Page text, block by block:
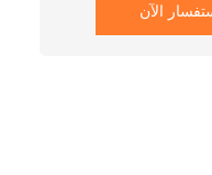
الآن